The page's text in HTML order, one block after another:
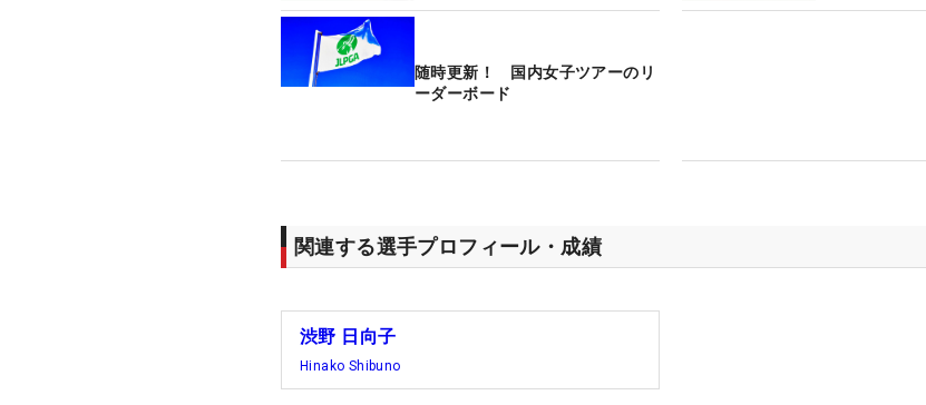
随時更新！ 国内女子ツアーのリ
ーダーボード
関連する選手プロフィール・成績
渋野 日向子
Hinako Shibuno